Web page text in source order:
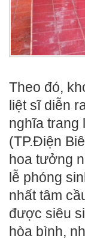
Theo đó,
liệt sĩ diễn
nghĩa trang
(TP.Điện
hoa tưởng
lễ phóng
nhất tâm
được siêu
hòa bình,